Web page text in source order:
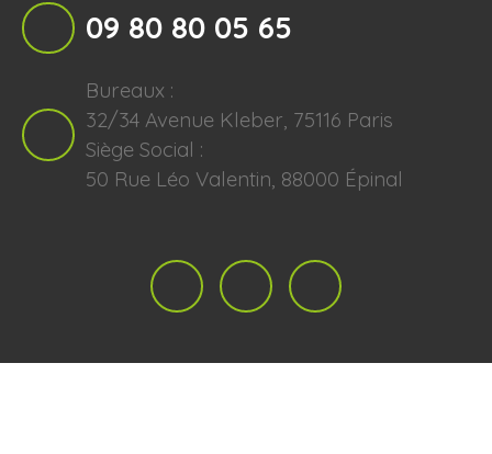
09 80 80 05 65
Bureaux :
32/34 Avenue Kleber, 75116 Paris
Siège Social :
50 Rue Léo Valentin, 88000 Épinal